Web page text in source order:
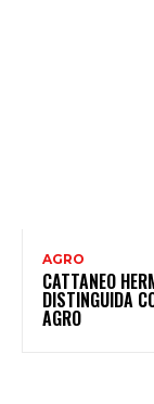
AGRO
CATTANEO
DISTINGUIDA
AGRO